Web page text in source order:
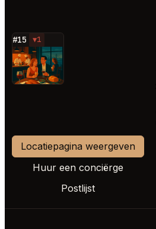
#15 ▼1
⭐
Locatiepagina weergeven
Huur een conciërge
Postlijst